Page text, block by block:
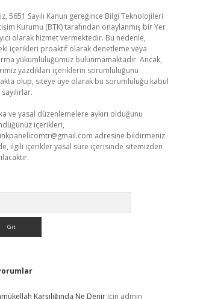
5651 Sayılı Kanun gereğince Bilgi Teknolojileri
Kurumu (BTK) tarafından onaylanmış bir Yer
olarak hizmet vermektedir. Bu nedenle,
içerikleri proaktif olarak denetleme veya
yükümlülüğümüz bulunmamaktadır. Ancak,
yazdıkları içeriklerin sorumluluğunu
olup, siteye üye olarak bu sorumluluğu kabul
ve yasal düzenlemelere aykırı olduğunu
içerikleri,
adresine bildirmeniz
ilgili içerikler yasal süre içerisinde sitemizden
Karşılığında Ne Deniriçin admin